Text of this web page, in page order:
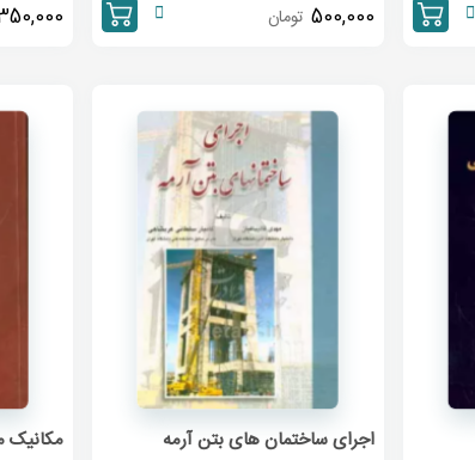
500,000 تومان
اجرای ساختمان های بتن آرمه مکانیک